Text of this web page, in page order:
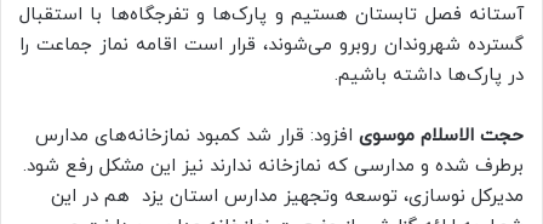
آستانه فصل تابستان هستیم و پارک‌ها و تفرجگاه‌ها با استقبال
گسترده شهروندان روبرو می‌شوند، قرار است اقامه نماز جماعت را
در پارک‌ها داشته باشیم.
حجت الاسلام موسوی افزود: قرار شد کمبود نمازخانه‌های مدارس
برطرف شده و مدارسی که نمازخانه ندارند نیز این مشکل رفع شود.
مدیرکل نوسازی، توسعه وتجهیز مدارس استان یزد هم در این